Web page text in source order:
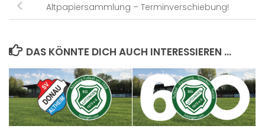
Altpapiersammlung – Terminverschiebung!
DAS KÖNNTE DICH AUCH INTERESSIEREN …